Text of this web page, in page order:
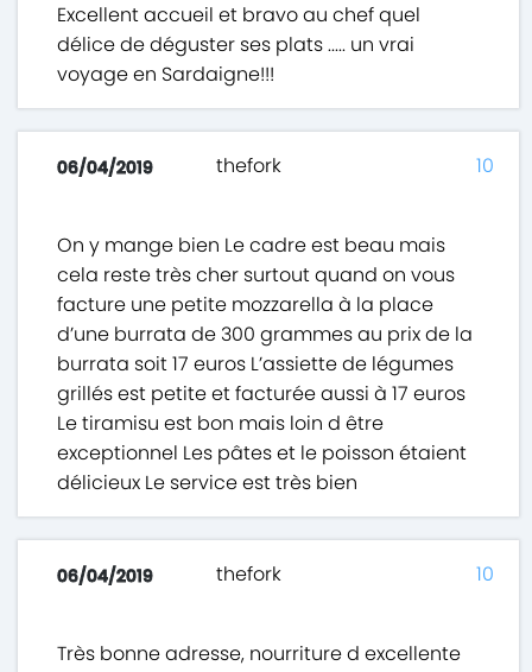
Excellent accueil et bravo au chef quel
délice de déguster ses plats ..... un vrai
voyage en Sardaigne!!!
06/04/2019 thefork
On y mange bien Le cadre est beau mais
cela reste très cher surtout quand on vous
facture une petite mozzarella à la place
d’une burrata de 300 grammes au prix de la
burrata soit 17 euros L’assiette de légumes
grillés est petite et facturée aussi à 17 euros
Le tiramisu est bon mais loin d être
exceptionnel Les pâtes et le poisson étaient
délicieux Le service est très bien
10
06/04/2019 thefork
Très bonne adresse, nourriture d excellente
10